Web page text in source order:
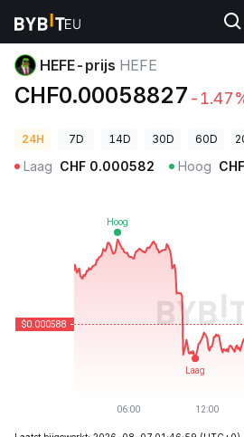
Cryptoprijzen
HEFE-prijs HEFE
CHF0.00058827 -
24H 7D 14D 30D 60D
Laag CHF 0.000582 Hoog CHF